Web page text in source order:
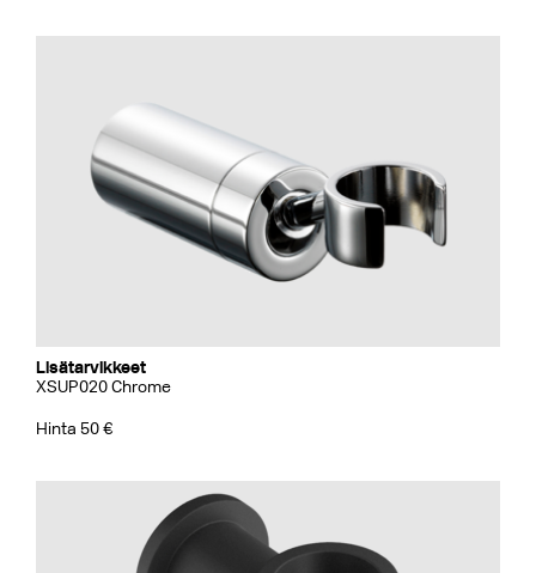
Lisätarvikkeet
XSUP020 Chrome
Hinta 50 €